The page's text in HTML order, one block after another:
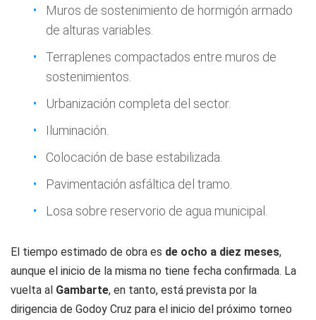
Muros de sostenimiento de hormigón armado
de alturas variables.
Terraplenes compactados entre muros de
sostenimientos.
Urbanización completa del sector.
Iluminación.
Colocación de base estabilizada.
Pavimentación asfáltica del tramo.
Losa sobre reservorio de agua municipal.
El tiempo estimado de obra es de ocho a diez meses,
aunque el inicio de la misma no tiene fecha confirmada. La
vuelta al Gambarte, en tanto, está prevista por la
dirigencia de Godoy Cruz para el inicio del próximo torneo